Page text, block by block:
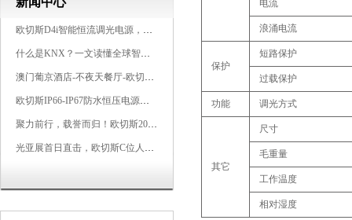
欧切斯D4i智能恒流调光电源，引领未来照明生态
什么是KNX？一文读懂全球智能建筑控制标准
澳门葡京酒店-不夜天餐厅-欧切斯KNX智能控制系统打造高端智慧空间
欧切斯IP66-IP67防水恒压电源，无惧风雨，智稳如一
聚力前行，载誉而归！欧切斯2026光亚展完美收官
光亚展首日直击，欧切斯C位人气爆棚-双奖加冕，实力再出圈
电流
浪涌电流
保护
短路保护
过载保护
功能 调光方式
其它
尺寸
毛重量
工作温度
相对湿度